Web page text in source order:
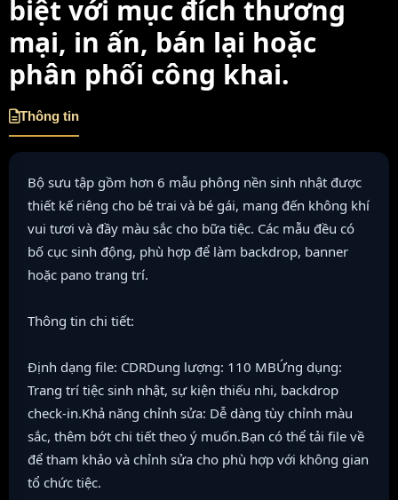
biệt với mục đích thương
mại, in ấn, bán lại hoặc
phân phối công khai.
Thông tin
Bộ sưu tập gồm hơn 6 mẫu phông nền sinh nhật được
thiết kế riêng cho bé trai và bé gái, mang đến không khí
vui tươi và đầy màu sắc cho bữa tiệc. Các mẫu đều có
bố cục sinh động, phù hợp để làm backdrop, banner
hoặc pano trang trí.
Thông tin chi tiết:
Định dạng file: CDRDung lượng: 110 MBỨng dụng:
Trang trí tiệc sinh nhật, sự kiện thiếu nhi, backdrop
check-in.Khả năng chỉnh sửa: Dễ dàng tùy chỉnh màu
sắc, thêm bớt chi tiết theo ý muốn.Bạn có thể tải file về
để tham khảo và chỉnh sửa cho phù hợp với không gian
tổ chức tiệc.